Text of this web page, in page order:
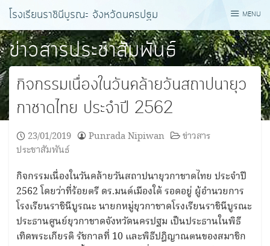
Skip
content
โรงเรียนราชินีบูรณะ จังหวัดนครปฐม MENU
ข่าวสารประชาสัมพันธ์
กิจกรรมเนื่องในวันคล้ายวันสถาปนายุว
กาชาดไทย ประจำปี 2562
23/01/2019 Punrada Nipiwan
ข่าวสาร
ประชาสัมพันธ์
กิจกรรมเนื่องในวันคล้ายวันสถาปนายุวกาชาดไทย ประจำปี
2562 โดยว่าที่ร้อยตรี​ ดร.มนต์เมืองใต้​ รอดอยู่​ ผู้อำนวยการ
โรงเรียนราชินีบูรณะ​ นายกหมู่ยุวกาชาดโรงเรียนราชินีบูรณะ​
ประธานศูนย์ยุวกาชาดจังหวัดนครปฐม​ เป็นประธานในพิธี
เทิดพระเกียรติ​ รัชกาลที่ 10​ และพิธี​ปฎิญาณตน​ของสมาชิก